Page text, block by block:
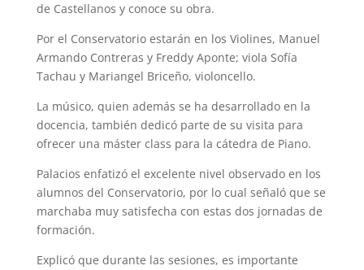
de Castellanos y conoce su obra.
Por el Conservatorio estarán en los Violines, Manuel
Armando Contreras y Freddy Aponte; viola Sofía
Tachau y Mariangel Briceño, violoncello.
La músico, quien además se ha desarrollado en la
docencia, también dedicó parte de su visita para
ofrecer una máster class para la cátedra de Piano.
Palacios enfatizó el excelente nivel observado en los
alumnos del Conservatorio, por lo cual señaló que se
marchaba muy satisfecha con estas dos jornadas de
formación.
Explicó que durante las sesiones, es importante